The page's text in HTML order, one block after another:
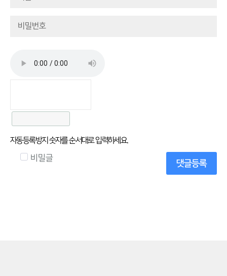
자동등록방지 숫자를 순서대로 입력하세요.
비밀글 댓글등록